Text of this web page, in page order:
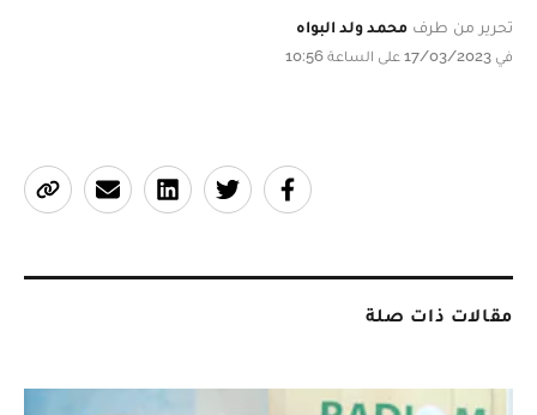
تحرير من طرف محمد ولد البواه
في 17/03/2023 على الساعة 10:56
مقالات ذات صلة